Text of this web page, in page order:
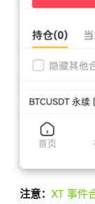
注意： XT 事件